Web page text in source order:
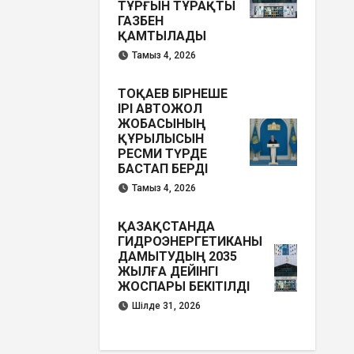
ТҰРҒЫН ТҰРАҚТЫ
ГАЗБЕН
ҚАМТЫЛАДЫ
Тамыз 4, 2026
ТОҚАЕВ БІРНЕШЕ
ІРІ АВТОЖОЛ
ЖОБАСЫНЫҢ
ҚҰРЫЛЫСЫН
РЕСМИ ТҮРДЕ
БАСТАП БЕРДІ
Тамыз 4, 2026
ҚАЗАҚСТАНДА
ГИДРОЭНЕРГЕТИКАНЫ
ДАМЫТУДЫҢ 2035
ЖЫЛҒА ДЕЙІНГІ
ЖОСПАРЫ БЕКІТІЛДІ
Шілде 31, 2026